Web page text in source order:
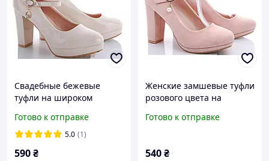
Свадебные бежевые
туфли на широком
Готово к отправке
5.0 (1)
590₴
Женские замшевые туфли
розового цвета на
ремешком размер 37 38
Готово к отправке
540₴